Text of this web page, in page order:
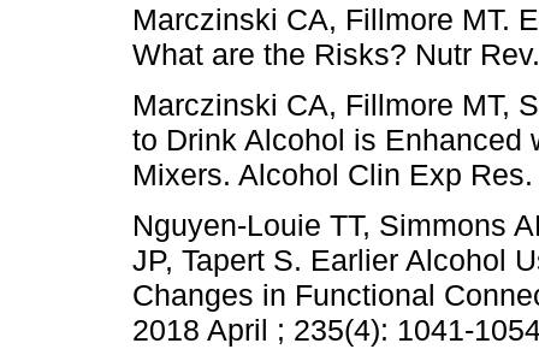
Marczinski CA, Fillmore MT.
What are the Risks? Nutr
Marczinski CA, Fillmore MT,
to Drink Alcohol is Enhanced
Mixers. Alcohol Clin Exp
Nguyen-Louie TT, Simmons
JP, Tapert S. Earlier Alcohol
Changes in Functional
2018 April ; 235(4): 1041-